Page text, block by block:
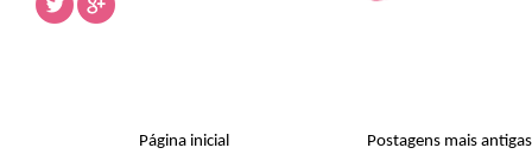
Postagens mais antigas
Página inicial